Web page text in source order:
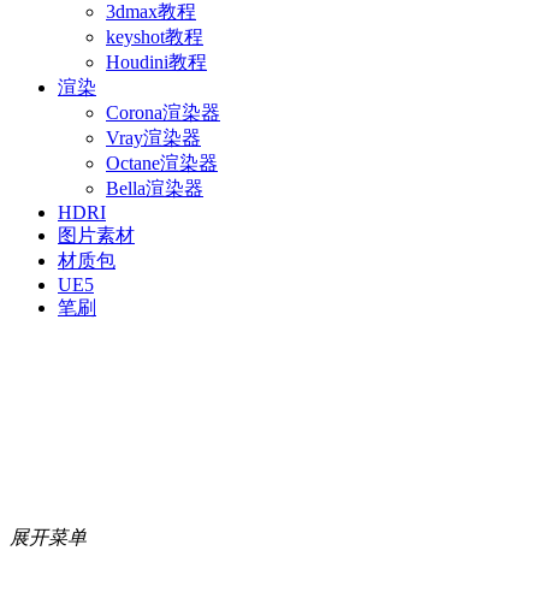
3dmax教程
keyshot教程
Houdini教程
渲染
Corona渲染器
Vray渲染器
Octane渲染器
Bella渲染器
HDRI
图片素材
材质包
UE5
笔刷
展开菜单